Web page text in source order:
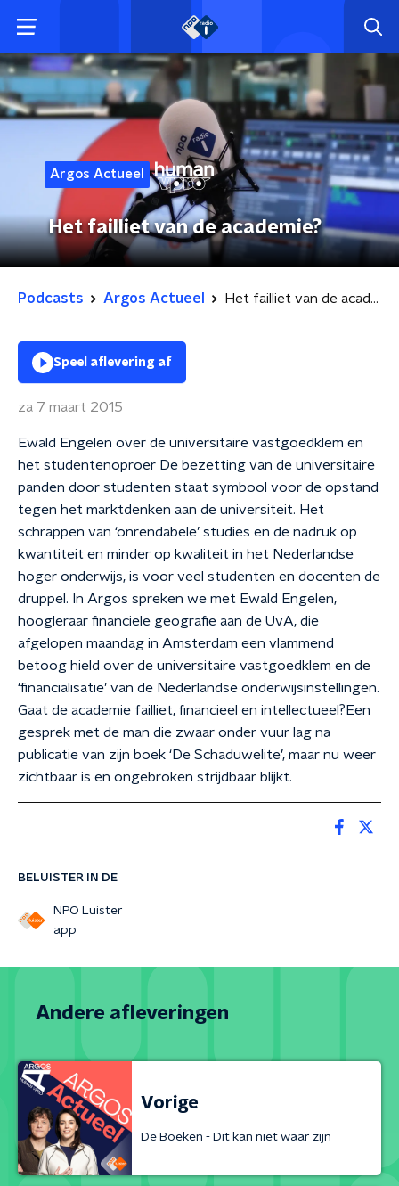
Argos Actueel
Het failliet van de academie?
Podcasts Argos Actueel Het failliet van de academie?
BELUISTER IN DE
NPO Luister
app
Speel aflevering af
za 7 maart 2015
Ewald Engelen over de universitaire vastgoedklem en
het studentenoproer De bezetting van de universitaire
panden door studenten staat symbool voor de opstand
tegen het marktdenken aan de universiteit. Het
schrappen van ‘onrendabele’ studies en de nadruk op
kwantiteit en minder op kwaliteit in het Nederlandse
hoger onderwijs, is voor veel studenten en docenten de
druppel. In Argos spreken we met Ewald Engelen,
hoogleraar financiele geografie aan de UvA, die
afgelopen maandag in Amsterdam een vlammend
betoog hield over de universitaire vastgoedklem en de
‘financialisatie’ van de Nederlandse onderwijsinstellingen.
Gaat de academie failliet, financieel en intellectueel?Een
gesprek met de man die zwaar onder vuur lag na
publicatie van zijn boek ‘De Schaduwelite’, maar nu weer
zichtbaar is en ongebroken strijdbaar blijkt.
Andere afleveringen
Vorige
De Boeken - Dit kan niet waar zijn